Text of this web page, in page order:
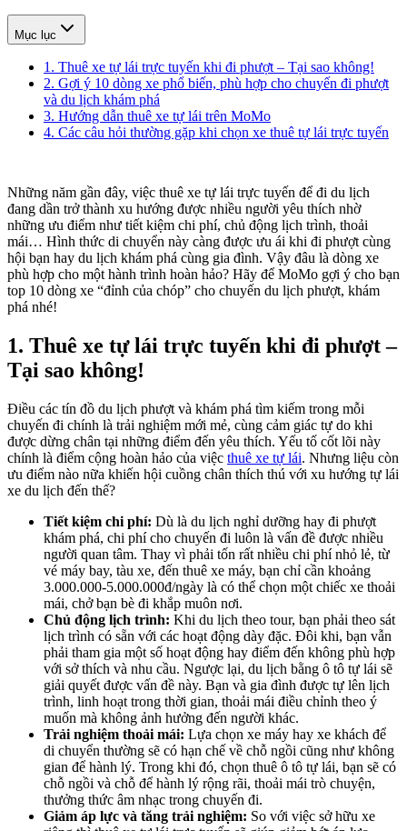
Mục lục
1. Thuê xe tự lái trực tuyến khi đi phượt – Tại sao không!
2. Gợi ý 10 dòng xe phổ biến, phù hợp cho chuyến đi phượt
và du lịch khám phá
3. Hướng dẫn thuê xe tự lái trên MoMo
4. Các câu hỏi thường gặp khi chọn xe thuê tự lái trực tuyến
Những năm gần đây, việc thuê xe tự lái trực tuyến để đi du lịch
đang dần trở thành xu hướng được nhiều người yêu thích nhờ
những ưu điểm như tiết kiệm chi phí, chủ động lịch trình, thoải
mái… Hình thức di chuyển này càng được ưu ái khi đi phượt cùng
hội bạn hay du lịch khám phá cùng gia đình. Vậy đâu là dòng xe
phù hợp cho một hành trình hoàn hảo? Hãy để MoMo gợi ý cho bạn
top 10 dòng xe “đỉnh của chóp” cho chuyến du lịch phượt, khám
phá nhé!
1. Thuê xe tự lái trực tuyến khi đi phượt –
Tại sao không!
Điều các tín đồ du lịch phượt và khám phá tìm kiếm trong mỗi
chuyến đi chính là trải nghiệm mới mẻ, cùng cảm giác tự do khi
được dừng chân tại những điểm đến yêu thích. Yếu tố cốt lõi này
chính là điểm cộng hoàn hảo của việc thuê xe tự lái. Nhưng liệu còn
ưu điểm nào nữa khiến hội cuồng chân thích thú với xu hướng tự lái
xe du lịch đến thế?
Tiết kiệm chi phí: Dù là du lịch nghỉ dưỡng hay đi phượt
khám phá, chi phí cho chuyến đi luôn là vấn đề được nhiều
người quan tâm. Thay vì phải tốn rất nhiều chi phí nhỏ lẻ, từ
vé máy bay, tàu xe, đến thuê xe máy, bạn chỉ cần khoảng
3.000.000-5.000.000đ/ngày là có thể chọn một chiếc xe thoải
mái, chở bạn bè đi khắp muôn nơi.
Chủ động lịch trình: Khi du lịch theo tour, bạn phải theo sát
lịch trình có sẵn với các hoạt động dày đặc. Đôi khi, bạn vẫn
phải tham gia một số hoạt động hay điểm đến không phù hợp
với sở thích và nhu cầu. Ngược lại, du lịch bằng ô tô tự lái sẽ
giải quyết được vấn đề này. Bạn và gia đình được tự lên lịch
trình, linh hoạt trong thời gian, thoải mái điều chỉnh theo ý
muốn mà không ảnh hưởng đến người khác.
Trải nghiệm thoải mái: Lựa chọn xe máy hay xe khách để
di chuyển thường sẽ có hạn chế về chỗ ngồi cũng như không
gian để hành lý. Trong khi đó, chọn thuê ô tô tự lái, bạn sẽ có
chỗ ngồi và chỗ để hành lý rộng rãi, thoải mái trò chuyện,
thưởng thức âm nhạc trong chuyến đi.
Giảm áp lực và tăng trải nghiệm: So với việc sở hữu xe